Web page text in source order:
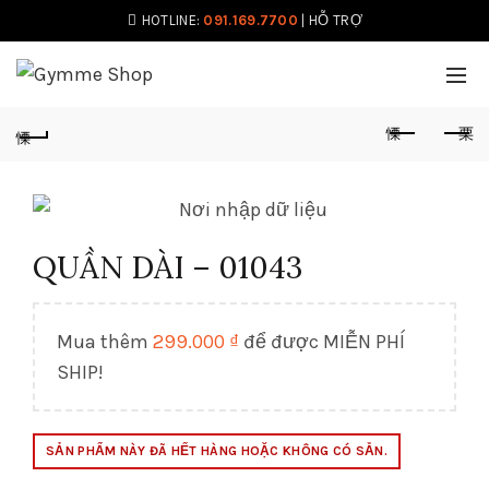
HOTLINE: 091.169.7700 HỖ TRỢ
QUẦN DÀI – 01043
Mua thêm 299.000 ₫ để được MIỄN PHÍ
SHIP!
SẢN PHẨM NÀY ĐÃ HẾT HÀNG HOẶC KHÔNG CÓ SẴN.